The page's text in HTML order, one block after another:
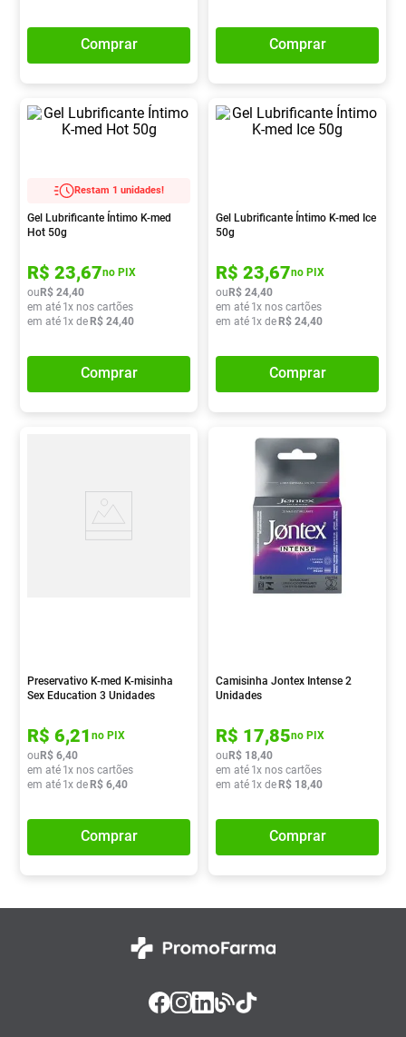
Comprar Comprar
Restam 1 unidades!
Gel Lubrificante Íntimo K-med
Hot 50g
R$ 23,67no PIX
ouR$ 24,40
em até 1x nos cartões
em até 1x deR$ 24,40
Comprar
Gel Lubrificante Íntimo K-med Ice
50g
R$ 23,67no PIX
ouR$ 24,40
em até 1x nos cartões
em até 1x deR$ 24,40
Comprar
Preservativo K-med K-misinha
Sex Education 3 Unidades
R$ 6,21 no PIX
ouR$ 6,40
em até 1x nos cartões
em até 1x deR$ 6,40
Comprar
Camisinha Jontex Intense 2
Unidades
R$ 17,85no PIX
ouR$ 18,40
em até 1x nos cartões
em até 1x deR$ 18,40
Comprar